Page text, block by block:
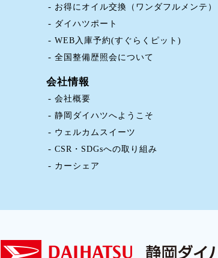
お得にオイル交換（ワンダフルメンテ）
ダイハツポート
WEB入庫予約(すぐらくピット)
全国整備歴照会について
会社情報
会社概要
静岡ダイハツへようこそ
ウェルカムスイーツ
CSR・SDGsへの取り組み
カーシェア